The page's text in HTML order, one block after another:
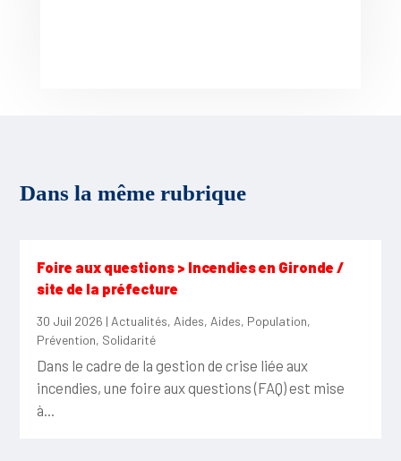
Dans la même rubrique
Foire aux questions > Incendies en Gironde /
site de la préfecture
30 Juil 2026 | Actualités, Aides, Aides, Population,
Prévention, Solidarité
Dans le cadre de la gestion de crise liée aux
incendies, une foire aux questions (FAQ) est mise
à...